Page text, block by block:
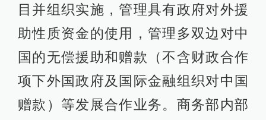
目并组织实施，管理具有政府对外援
助性质资金的使用，管理多双边对中
国的无偿援助和赠款（不含财政合作
项下外国政府及国际金融组织对中国
赠款）等发展合作业务。商务部内部